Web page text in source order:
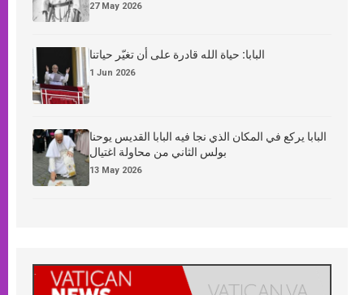
27 May 2026
البابا: حياة الله قادرة على أن تغيّر حياتنا
1 Jun 2026
البابا يركع في المكان الذي نجا فيه البابا القديس يوحنا
بولس الثاني من محاولة اغتيال
13 May 2026